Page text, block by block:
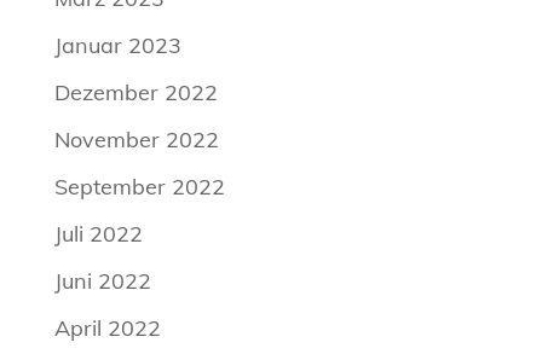
Januar 2023
Dezember 2022
November 2022
September 2022
Juli 2022
Juni 2022
April 2022